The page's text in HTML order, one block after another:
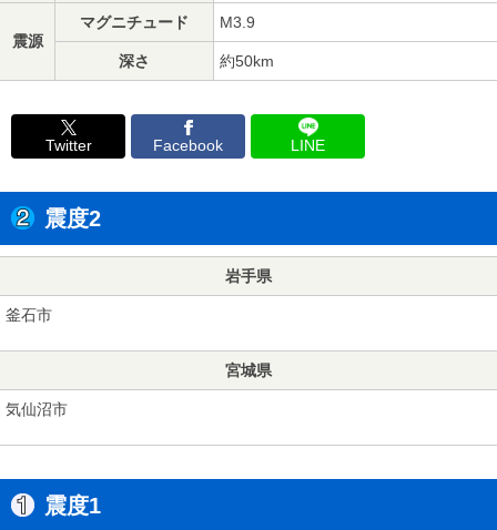
震源
マグニチュード M3.9
深さ 約50km
Twitter Facebook LINE
震度2
岩手県
釜石市
宮城県
気仙沼市
震度1